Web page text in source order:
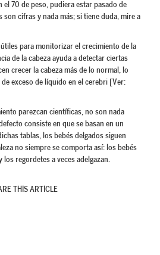
70 de peso, pudiera estar pasado de
son cifras y nada más; si tiene duda, mire a
para monitorizar el crecimiento de la
de la cabeza ayuda a detectar ciertas
crecer la cabeza más de lo normal, lo
exceso de líquido en el cerebri [Ver:
parezcan científicas, no son nada
consiste en que se basan en un
tablas, los bebés delgados siguen
no siempre se comporta así: los bebés
los regordetes a veces adelgazan.
THIS ARTICLE